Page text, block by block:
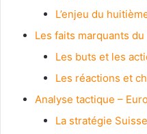
L’enjeu du
Les faits marquants
Les buts et les
Les réactions et
Analyse tactique –
La stratégie Suisse